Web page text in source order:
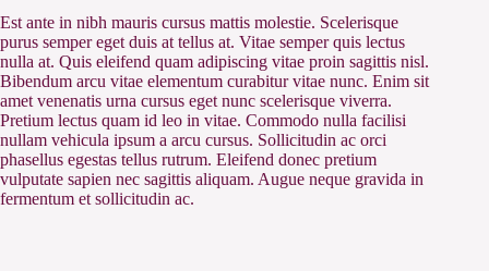
Est ante in nibh mauris cursus mattis molestie. Scelerisque
purus semper eget duis at tellus at. Vitae semper quis lectus
nulla at. Quis eleifend quam adipiscing vitae proin sagittis nisl.
Bibendum arcu vitae elementum curabitur vitae nunc. Enim sit
amet venenatis urna cursus eget nunc scelerisque viverra.
Pretium lectus quam id leo in vitae. Commodo nulla facilisi
nullam vehicula ipsum a arcu cursus. Sollicitudin ac orci
phasellus egestas tellus rutrum. Eleifend donec pretium
vulputate sapien nec sagittis aliquam. Augue neque gravida in
fermentum et sollicitudin ac.